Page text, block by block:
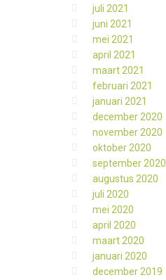
juli 2021
juni 2021
mei 2021
april 2021
maart 2021
februari 2021
januari 2021
december 2020
november 2020
oktober 2020
september 2020
augustus 2020
juli 2020
mei 2020
april 2020
maart 2020
januari 2020
december 2019